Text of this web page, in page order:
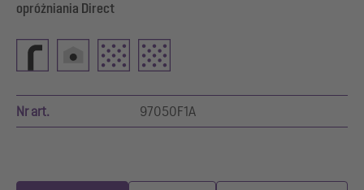
opróżniania Direct
Nr art. 97050F1A